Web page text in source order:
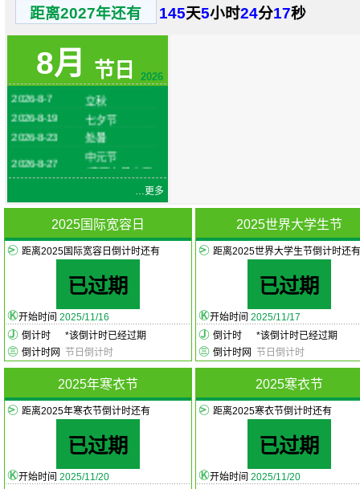
距离2027年还有 145天5小时24分17秒
8月 节日 2026
2026-8-1 建军节
2026-8-6
火把节
四)
2026-8-7
立秋
七夕节
处暑
中元节
(农历七月十五)
…更多
2025国际宽容日
距离2025国际宽容日倒计时还有
已过期
开始时间 2025/11/16
倒计时
*该倒计时已经过期
倒计时网
节日倒计时
2025世界大学生节
距离2025世界大学生节倒计时还有
已过期
开始时间 2025/11/17
倒计时
*该倒计时已经过期
倒计时网
节日倒计时
2025年寒衣节
距离2025年寒衣节倒计时还有
已过期
开始时间 2025/11/20
2025寒衣节
距离2025寒衣节倒计时还有
已过期
开始时间 2025/11/20